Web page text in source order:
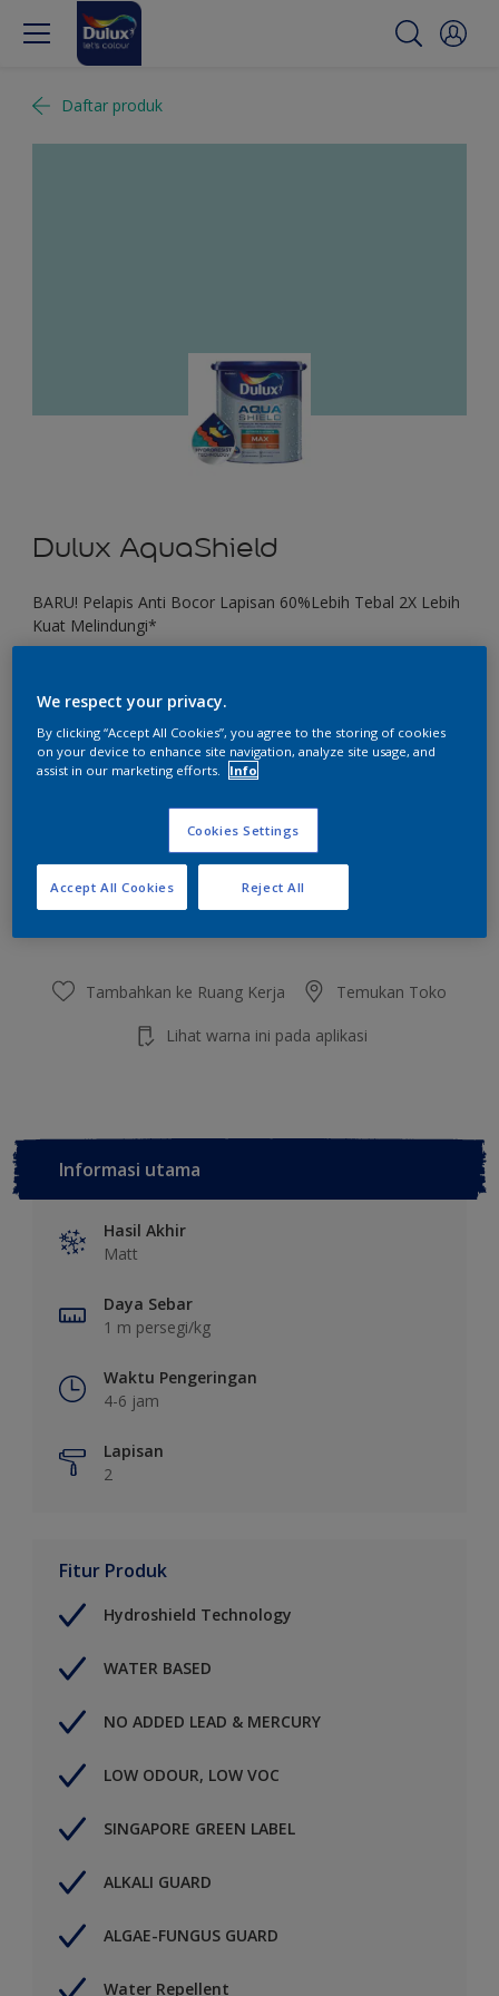
Daftar produk
Dulux AquaShield
BARU! Pelapis Anti Bocor Lapisan 60%Lebih Tebal 2X Lebih
Kuat Melindungi*
Ukuran
4 KG
Jumlah Kalkulator cat
Hitung
Tambahkan ke Ruang Kerja Temukan Toko
Lihat warna ini pada aplikasi
Informasi utama
Hasil Akhir
Matt
Daya Sebar
1 m persegi/kg
Waktu Pengeringan
4-6 jam
Lapisan
2
Fitur Produk
Hydroshield Technology
WATER BASED
NO ADDED LEAD & MERCURY
LOW ODOUR, LOW VOC
SINGAPORE GREEN LABEL
ALKALI GUARD
ALGAE-FUNGUS GUARD
Water Repellent
We respect your privacy.
By clicking “Accept All Cookies”, you agree to the storing of cookies
on your device to enhance site navigation, analyze site usage, and
assist in our marketing efforts.
Info
Cookies Settings
Reject All
Accept All Cookies